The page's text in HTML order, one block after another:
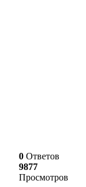
0 Ответов
9877
Просмотров